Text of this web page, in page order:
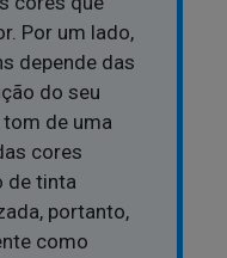
Por um lado,
depende das
do seu
de uma
cores
de tinta
portanto,
como